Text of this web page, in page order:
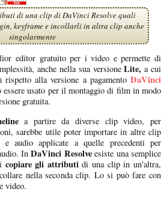
di una clip di DaVinci Resolve quali
keyframe e incollarli in altra clip anche
singolarmente
editor gratuito per i video e permette di
anche nella sua versioneLite, a cui
rispetto alla versione a pagamento DaVinci
essere usato per il montaggio di film in modo
gratuita.
a partire da diverse clip video, per
sarebbe utile poter importare in altre clip
audio applicate a quelle precedenti per
In DaVinci Resolveesiste una semplice
copiare gli attributidi una clip in un'altra,
nella seconda clip. Lo si può fare con
video.